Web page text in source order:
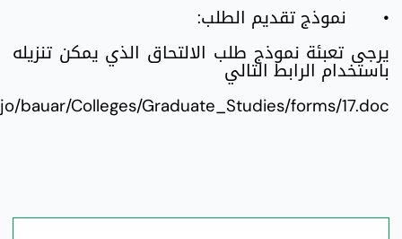
•
نموذج تقديم الطلب:
يرجى تعبئة نموذج طلب الالتحاق الذي يمكن تنزيله
باستخدام الرابط التالي
bauar/Colleges/Graduate_Studies/forms/17.doc